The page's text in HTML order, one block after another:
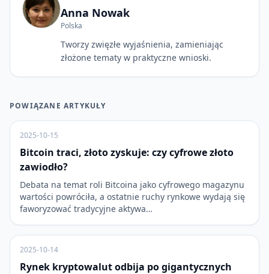
Anna Nowak
Polska
Tworzy zwięzłe wyjaśnienia, zamieniając
złożone tematy w praktyczne wnioski.
POWIĄZANE ARTYKUŁY
2025-10-15
Bitcoin traci, złoto zyskuje: czy cyfrowe złoto
zawiodło?
Debata na temat roli Bitcoina jako cyfrowego magazynu
wartości powróciła, a ostatnie ruchy rynkowe wydają się
faworyzować tradycyjne aktywa…
2025-10-14
Rynek kryptowalut odbija po gigantycznych